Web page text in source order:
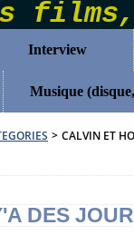
Interview
Musique
> CALVIN ET
DES